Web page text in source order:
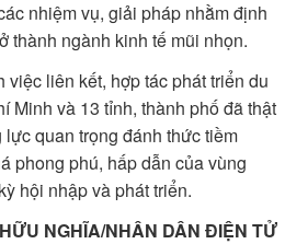
nhiệm vụ, giải pháp nhằm định
thành ngành kinh tế mũi nhọn.
liên kết, hợp tác phát triển du
Minh và 13 tỉnh, thành phố đã thật
lực quan trọng đánh thức tiềm
phong phú, hấp dẫn của vùng
hội nhập và phát triển.
NGHĨA/NHÂN DÂN ĐIỆN TỬ